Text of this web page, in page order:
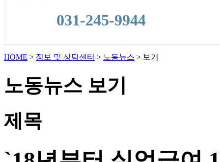
031-245-9944
HOME > 정보 및 상담센터 > 노동뉴스 > 보기
노동뉴스 보기
제목